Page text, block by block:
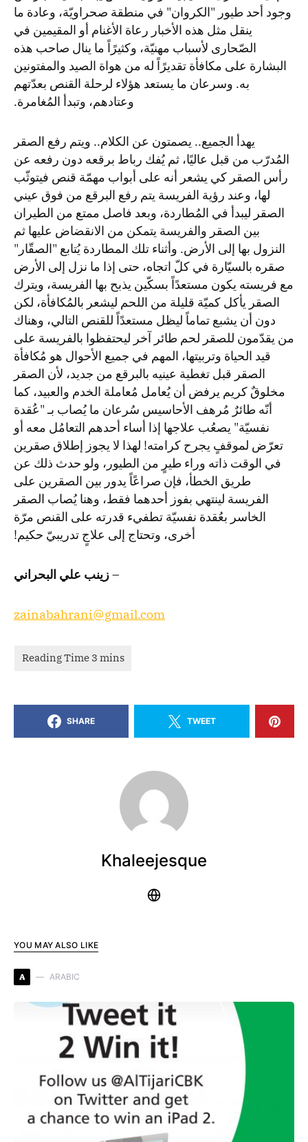
وجود أحد طيور "الكروان" في منطقة صحراويّة، وعادة ما
ينقل مثل هذه الأخبار رعاة الأغنام أو المقيمين في
الصّحارى لأسباب مهنيّة، وكثيرًاً ما ينال صاحب هذه
البشارة على مكافأة تقديرًاً له من هواة الصيد والمفتونين
به. وسرعان ما يستعد هؤلاء لرحلة القنص بعدّتهم
وعتادهم، وتبدأ المُغامرة.
يهدأ الجميع.. يصمتون عن الكلام.. ويتم رفع الصقر
المُدرّب من قبل عاليًا، ثم يُفك رباط برقعه دون رفعه عن
رأس الصقر كي يشعر أنه على أبواب مهمّة قنص فيتوثّب
لها، وعند رؤية الفريسة يتم رفع البرقع من فوق عيني
الصقر ليبدأ في المُطاردة، وبعد فاصل ممتع من الطيران
بين الصقر والفريسة يتمكن من الانقضاض عليها ثم
النزول بها إلى الأرض. وأثناء تلك المطاردة يُتابع "الصقّار"
صقره بالسيّارة في كلّ اتجاه، حتى إذا ما نزل إلى الأرض
مع فريسته يكون مستعدًاً بسكّين يذبح بها الفريسة، ويترك
الصقر يأكل كميّة قليلة من اللحم ليشعر بالمُكافأة، لكن
دون أن يشبع تماماً ليظل مستعدًاً للقنص التالي، وهناك
من يقدّمون للصقر لحم طائر آخر ليحتفظوا بالفريسة على
قيد الحياة وتربيتها، المهم في جميع الأحوال هو مُكافأة
الصقر قبل تغطية عينيه بالبرقع من جديد، لأن الصقر
مخلوقٌ كريم يرفض أن يُعامل مُعاملة الخدم والعبيد، كما
أنّه طائرٌ مُرهف الأحاسيس سُرعان ما يُصاب بـ "عُقدة
نفسيّة" يصعُب علاجها إذا أساء أحدهم التعامُل معه أو
تعرّض لموقفٍ يجرح كرامته! لهذا لا يجوز إطلاق صقرين
في الوقت ذاته وراء طيرٍ من الطيور، ولو حدث ذلك عن
طريق الخطأ، فإن صراعًاً يدور بين الصقرين على
الفريسة لينتهي بفوز أحدهما فقط، وهنا يُصاب الصقر
الخاسر بعُقدة نفسيّة تطفيء قدرته على القنص مرّة
أخرى، وتحتاج إلى علاجٍ تدريبيّ حكيم!
– زينب علي البحراني
zainabahrani@gmail.com
SHARE TWEET
Khaleejesque
YOU MAY ALSO LIKE
A ARABIC